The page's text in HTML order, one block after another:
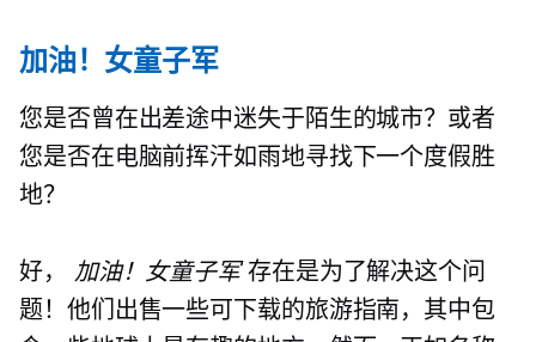
加油！女童子军
您是否曾在出差途中迷失于陌生的城市？或者
您是否在电脑前挥汗如雨地寻找下一个度假胜
地？
好， 加油！女童子军存在是为了解决这个问
题！他们出售一些可下载的旅游指南，其中包